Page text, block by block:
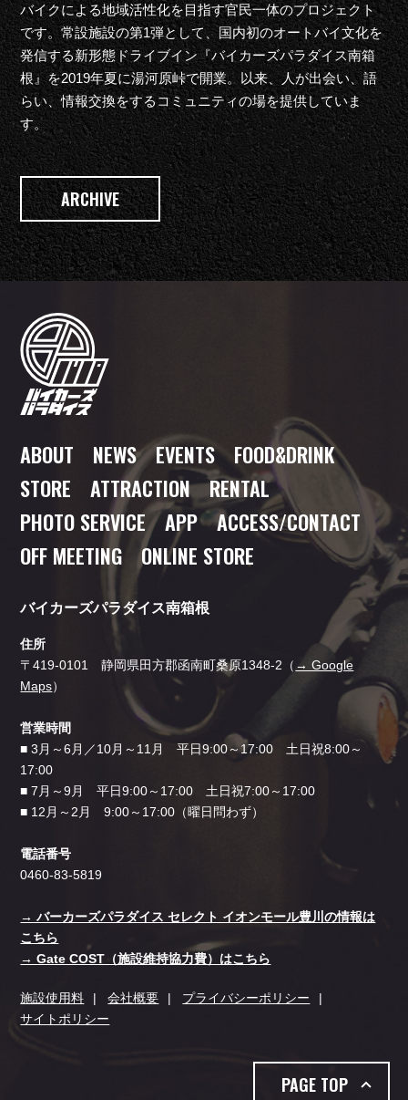
バイクによる地域活性化を目指す官民一体のプロジェクト
です。常設施設の第1弾として、国内初のオートバイ文化を
発信する新形態ドライブイン『バイカーズパラダイス南箱
根』を2019年夏に湯河原峠で開業。以来、人が出会い、語
らい、情報交換をするコミュニティの場を提供していま
す。
ARCHIVE
ABOUT NEWS EVENTS FOOD&DRINK
STORE
ATTRACTION
RENTAL
PHOTO SERVICE
APP
ACCESS/CONTACT
OFF MEETING
ONLINE STORE
バイカーズパラダイス南箱根
住所
〒419-0101 静岡県田方郡函南町桑原1348-2（ → Google
Maps）
営業時間
■ 3月～6月／10月～11月 平日9:00～17:00 土日祝8:00～
17:00
■ 7月～9月 平日9:00～17:00 土日祝7:00～17:00
■ 12月～2月 9:00～17:00（曜日問わず）
電話番号
0460-83-5819
→ バーカーズパラダイス セレクト イオンモール豊川の情報は
こちら
→ Gate COST（施設維持協力費）はこちら
施設使用料 会社概要
プライバシーポリシー
サイトポリシー
PAGE TOP